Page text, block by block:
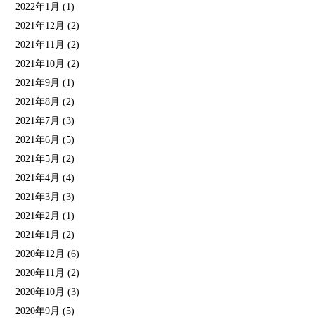
2022年1月 (1)
2021年12月 (2)
2021年11月 (2)
2021年10月 (2)
2021年9月 (1)
2021年8月 (2)
2021年7月 (3)
2021年6月 (5)
2021年5月 (2)
2021年4月 (4)
2021年3月 (3)
2021年2月 (1)
2021年1月 (2)
2020年12月 (6)
2020年11月 (2)
2020年10月 (3)
2020年9月 (5)